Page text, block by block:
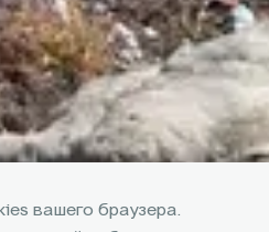
вашего браузера.